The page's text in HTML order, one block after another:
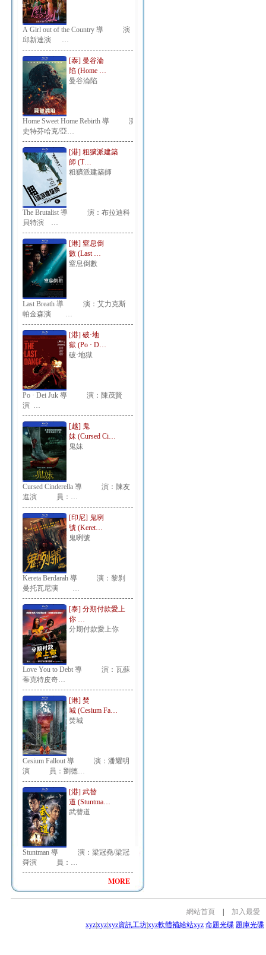
A Girl out of the Country 導 演：
邱新達演 …
[泰] 曼谷淪
陷 (Home …
曼谷淪陷
Home Sweet Home Rebirth 導 演：
史特芬哈克/亞…
[港] 粗獷派建築
師 (T…
粗獷派建築師
The Brutalist 導 演：布拉迪科
貝特演 …
[港] 窒息倒
數 (Last …
窒息倒數
Last Breath 導 演：艾力克斯
帕金森演 …
[港] 破·地
獄 (Po · D…
破·地獄
Po · Dei Juk 導 演：陳茂賢
演 …
[越] 鬼
妹 (Cursed Ci…
鬼妹
Cursed Cinderella 導 演：陳友
進演 員：…
[印尼] 鬼咧
號 (Keret…
鬼咧號
Kereta Berdarah 導 演：黎刹
曼托瓦尼演 …
[泰] 分期付款愛上
你 …
分期付款愛上你
Love You to Debt 導 演：瓦蘇
蒂克特皮奇…
[港] 焚
城 (Cesium Fa…
焚城
Cesium Fallout 導 演：潘耀明
演 員：劉德…
[港] 武替
道 (Stuntma…
武替道
Stuntman 導 演：梁冠堯/梁冠
舜演 員：…
MORE
網站首頁
加入最愛
xyzxyzxyz資訊工坊xyz軟體補給站xyz 命題光碟 題庫光碟